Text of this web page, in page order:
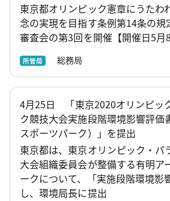
東京都オリンピック憲章にうたわ
念の実現を目指す条例第14条の規
審査会の第3回を開催【開催日5月8
所管局 総務局
4月25日 「東京2020オリンピッ
ク競技大会実施段階環境影響評価
スポーツパーク）」を提出
東京都は、東京オリンピック・パ
大会組織委員会が整備する有明ア
ークについて、「実施段階環境影
し、環境局長に提出